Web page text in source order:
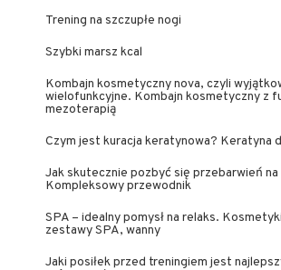
Trening na szczupłe nogi
Szybki marsz kcal
Kombajn kosmetyczny nova, czyli
wielofunkcyjne. Kombajn kosmetyczny z
mezoterapią
Czym jest kuracja keratynowa? Keratyna
Jak skutecznie pozbyć się przebarwień
Kompleksowy przewodnik
SPA – idealny pomysł na relaks.
zestawy SPA, wanny
Jaki posiłek przed treningiem jest